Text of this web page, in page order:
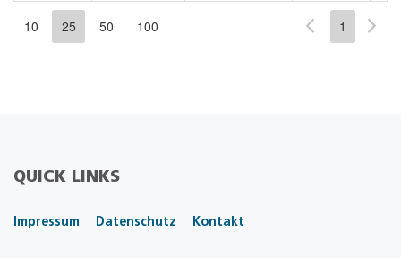
10 25 50 100 1
QUICK LINKS
Impressum Datenschutz Kontakt